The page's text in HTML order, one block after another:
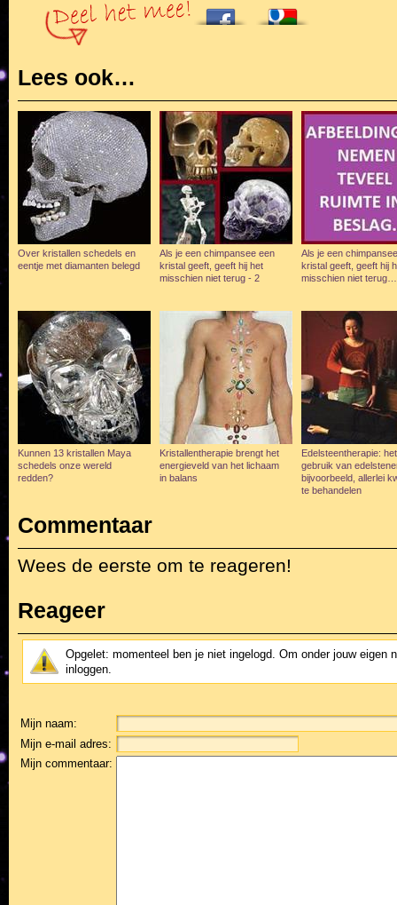
Lees ook…
Over kristallen schedels en
eentje met diamanten belegd
Als je een chimpansee een
kristal geeft, geeft hij het
misschien niet terug - 2
Als je een
kristal geeft, geeft hij
misschien niet terug…
Kunnen 13 kristallen Maya
schedels onze wereld
redden?
Kristallentherapie brengt het
energieveld van het lichaam
in balans
Edelsteentherapie: het
gebruik van
bijvoorbeeld, allerlei
te behandelen
Commentaar
Wees de eerste om te reageren!
Reageer
Opgelet: momenteel ben je niet ingelogd. Om onder jouw eigen
inloggen.
Mijn naam:
Mijn e-mail adres:
Mijn commentaar: